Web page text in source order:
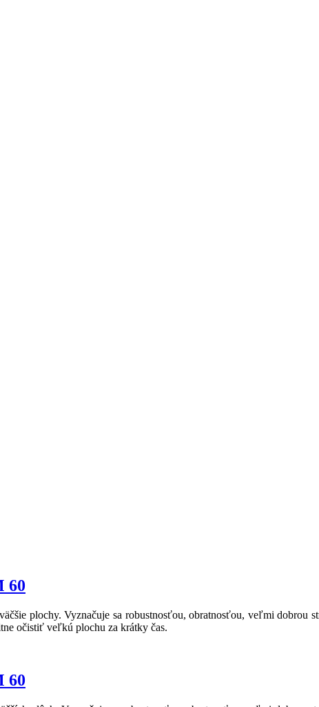
60
plochy. Vyznačuje sa robustnosťou, obratnosťou, veľmi dobrou
očistiť veľkú plochu za krátky čas.
60